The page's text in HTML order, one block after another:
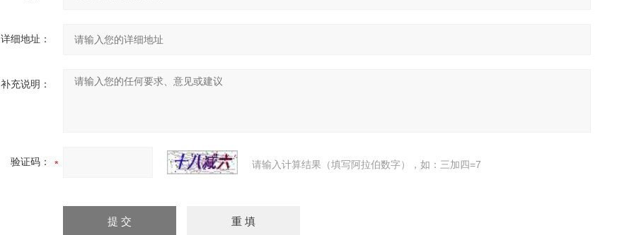
详细地址：
补充说明：
验证码： 请输入计算结果（填写阿拉伯数字），如：三加四=7